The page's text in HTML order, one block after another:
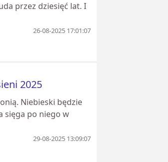
przez dziesięć lat. I
26-08-2025 17:01:07
2025
Niebieski będzie
sięga po niego w
29-08-2025 13:09:07